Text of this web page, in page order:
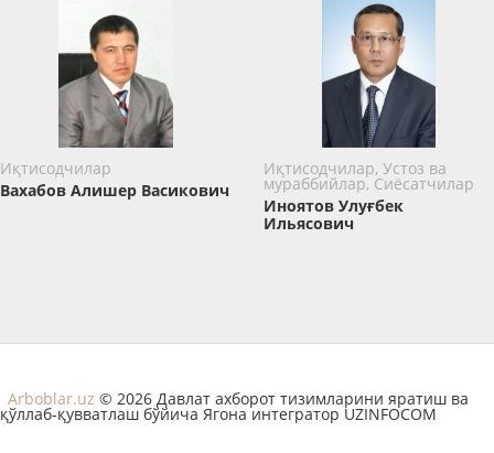
Иқтисодчилар
Вахабов ​Алишер Васикович
Иқтисодчилар, Устоз ва
мураббийлар, Сиёсатчилар
Иноятов Улуғбек
Ильясович
Arboblar.uz © 2026 Давлат ахборот тизимларини яратиш ва
қўллаб-қувватлаш бўйича Ягона интегратор UZINFOCOM